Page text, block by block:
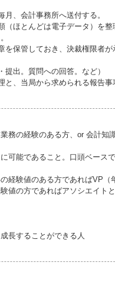
、会計事務所へ送付する。
ほとんどは電子データ）を整
を保管しておき、決裁権限者
出。質問への回答。など）
、当局から求められる報告事
務の経験のある方、or 会計知
可能であること。口頭ベース
経験値のある方であればVP（
値の方であればアソシエイトと
長することができる人